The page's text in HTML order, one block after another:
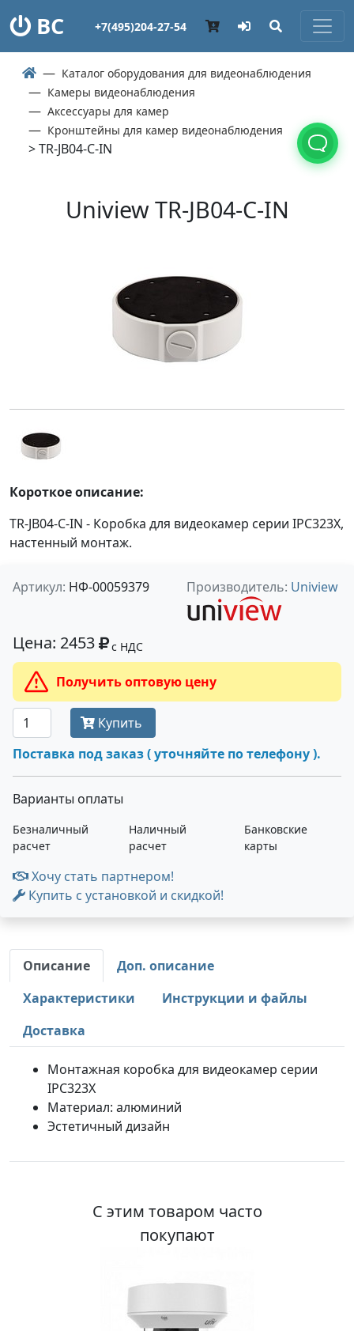
ВС +7(495)204-27-54
Каталог оборудования для видеонаблюдения
Камеры видеонаблюдения
Аксессуары для камер
Кронштейны для камер видеонаблюдения
> TR-JB04-C-IN
Uniview TR-JB04-C-IN
Короткое описание:
TR-JB04-C-IN - Коробка для видеокамер серии IPC323X,
настенный монтаж.
Артикул: НФ-00059379 Производитель: Uniview
Цена: 2453 с НДС
Получить оптовую цену
Купить
Поставка под заказ ( уточняйте по телефону ).
Варианты оплаты
Безналичный
расчет
Наличный
расчет
Банковские
карты
Хочу стать партнером!
Купить с установкой и скидкой!
Описание
Доп. описание
Характеристики
Инструкции и файлы
Доставка
Монтажная коробка для видеокамер серии
IPC323X
Материал: алюминий
Эстетичный дизайн
С этим товаром часто
покупают